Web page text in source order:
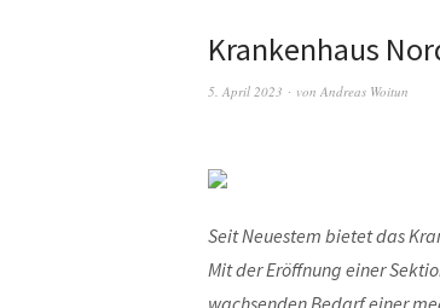
Krankenhaus
5. April 2023 von Andreas Woitun
Seit Neuestem bietet das
Mit der Eröffnung einer
wachsenden Bedarf einer